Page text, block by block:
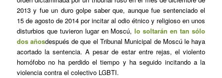
2013 y fue un duro golpe saber que, aunque fue sentenciado el
15 de agosto de 2014 por incitar al odio étnico y religioso en unos
disturbios que tuvieron lugar en Moscú, lo soltarán en tan sólo
dos añosdespués de que el Tribunal Municipal de Moscú le haya
acortado la sentencia. A pesar de estar entre rejas, el violento
homófobo no ha perdido el tiempo y ha seguido incitando a la
violencia contra el colectivo LGBTI.